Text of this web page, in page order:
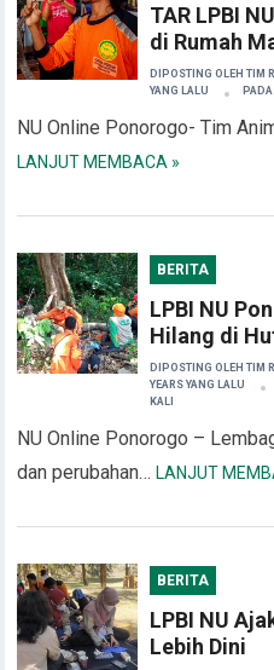
TAR LPBI
di Rumah
DIPOSTING OLEHTIM
YANG LALU
PADA
NU Online Ponorogo- Tim
LANJUT MEMBACA »
BERITA
LPBI NU
Hilang di
DIPOSTING OLEHTIM
YEARS YANG LALU
KALI
NU Online Ponorogo –
dan perubahan…LANJUT
BERITA
LPBI NU
Lebih Dini